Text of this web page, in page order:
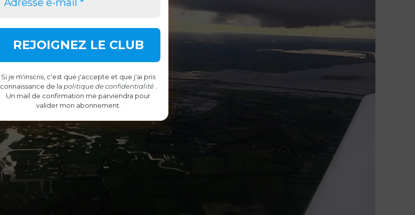
Si je m'inscris, c'est que j'accepte et que j'ai pris
connaissance de la politique de confidentialité
Un mail de confirmation me parviendra pour
valider mon abonnement.